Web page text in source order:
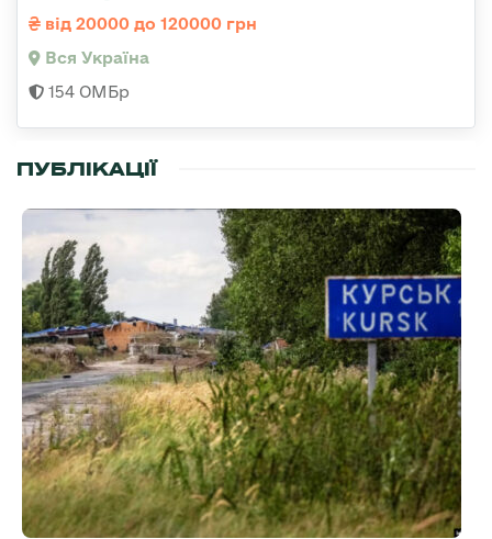
від 20000 до 120000 грн
Вся Україна
154 ОМБр
ПУБЛІКАЦІЇ